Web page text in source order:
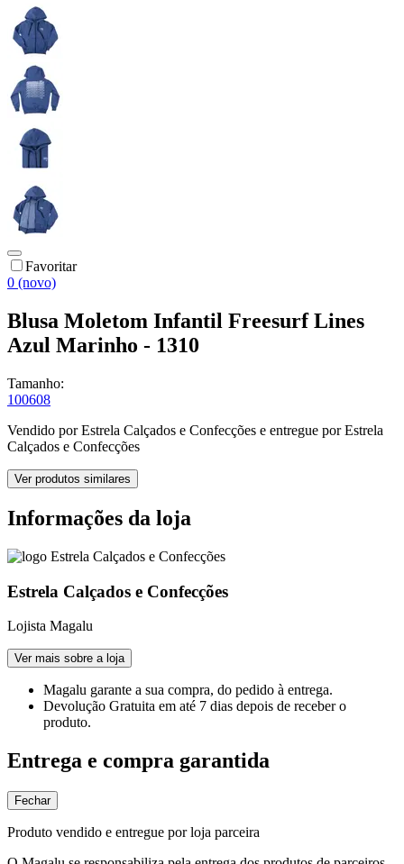
Favoritar
0 (novo)
Blusa Moletom Infantil Freesurf Lines
Azul Marinho - 1310
Tamanho:
100608
Vendido porEstrela Calçados e Confecções e entregue por Estrela
Calçados e Confecções
Ver produtos similares
Informações da loja
Estrela Calçados e Confecções
Lojista Magalu
Ver mais sobre a loja
Magalu garante a sua compra, do pedido à entrega.
Devolução Gratuita em até 7 dias depois de receber o
produto.
Entrega e compra garantida
Fechar
Produto vendido e entregue por loja parceira